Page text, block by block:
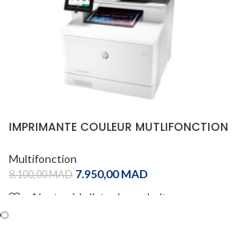
IMPRIMANTE COULEUR MUTLIFONCTION
Multifonction
8.100,00MAD 7.950,00MAD
Ajouter à la liste de souhaits